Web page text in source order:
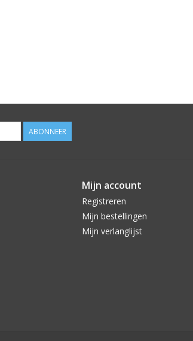
ABONNEER
Mijn account
Registreren
Mijn bestellingen
Mijn verlanglijst